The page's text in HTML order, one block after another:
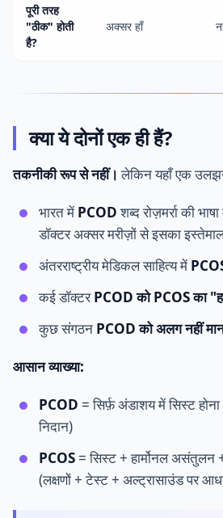
पूरी तरह
"ठीक" होती
है?
अक्सर हाँ
क्या ये दोनों एक ही हैं?
तकनीकी रूप से नहीं। लेकिन यहाँ एक
भारत में PCODशब्द रोज़मर्रा की
डॉक्टर अक्सर मरीज़ों से इसका
अंतरराष्ट्रीय मेडिकल साहित्य में
कई डॉक्टरPCOD को PCOS का
कुछ संगठन PCOD को अलग नहीं
आसान व्याख्या:
PCOD = सिर्फ़ अंडाशय में सिस्ट
निदान)
PCOS = सिस्ट + हार्मोनल असंतुलन
(लक्षणों + टेस्ट + अल्ट्रासाउंड पर